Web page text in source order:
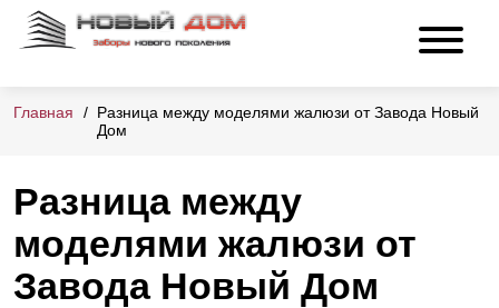
Главная
Разница между моделями жалюзи от Завода Новый
Дом
Разница между
моделями жалюзи от
Завода Новый Дом